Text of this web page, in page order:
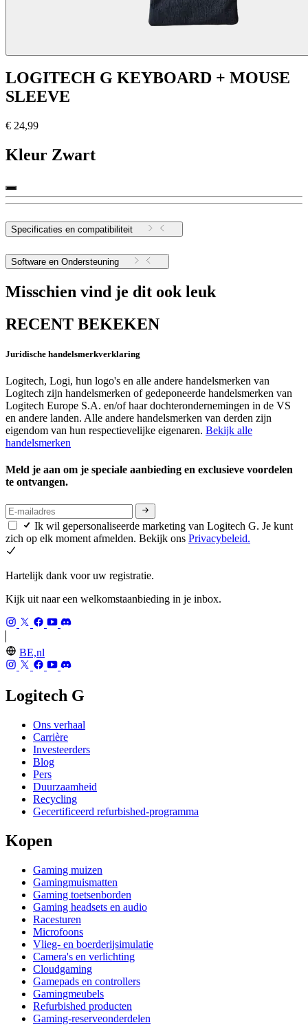
LOGITECH G KEYBOARD + MOUSE
SLEEVE
€ 24,99
Kleur Zwart
Specificaties en compatibiliteit
Software en Ondersteuning
Misschien vind je dit ook leuk
RECENT BEKEKEN
Juridische handelsmerkverklaring
Logitech, Logi, hun logo's en alle andere handelsmerken van
Logitech zijn handelsmerken of gedeponeerde handelsmerken van
Logitech Europe S.A. en/of haar dochterondernemingen in de VS
en andere landen. Alle andere handelsmerken van derden zijn
eigendom van hun respectievelijke eigenaren. Bekijk alle
handelsmerken
Meld je aan om je speciale aanbieding en exclusieve voordelen
te ontvangen.
Ik wil gepersonaliseerde marketing van Logitech G. Je kunt
zich op elk moment afmelden. Bekijk ons Privacybeleid.
Hartelijk dank voor uw registratie.
Kijk uit naar een welkomstaanbieding in je inbox.
BE,nl
Logitech G
Ons verhaal
Carrière
Investeerders
Blog
Pers
Duurzaamheid
Recycling
Gecertificeerd refurbished-programma
Kopen
Gaming muizen
Gamingmuismatten
Gaming toetsenborden
Gaming headsets en audio
Racesturen
Microfoons
Vlieg- en boerderijsimulatie
Camera's en verlichting
Cloudgaming
Gamepads en controllers
Gamingmeubels
Refurbished producten
Gaming-reserveonderdelen